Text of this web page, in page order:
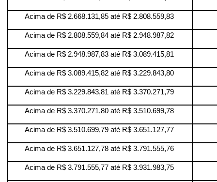
Acima de R$ 2.668.131,85 até R$ 2.808.559,83
Acima de R$ 2.808.559,84 até R$ 2.948.987,82
Acima de R$ 2.948.987,83 até R$ 3.089.415,81
Acima de R$ 3.089.415,82 até R$ 3.229.843,80
Acima de R$ 3.229.843,81 até R$ 3.370.271,79
Acima de R$ 3.370.271,80 até R$ 3.510.699,78
Acima de R$ 3.510.699,79 até R$ 3.651.127,77
Acima de R$ 3.651.127,78 até R$ 3.791.555,76
Acima de R$ 3.791.555,77 até R$ 3.931.983,75